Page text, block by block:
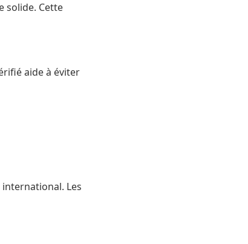
solide. Cette
aide à éviter
Les